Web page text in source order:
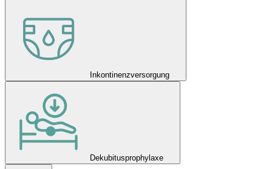
Inkontinenzversorgung
Dekubitusprophylaxe